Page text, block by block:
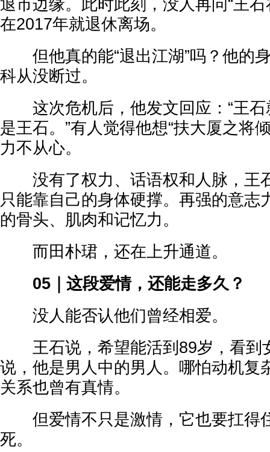
退市边缘。此时此刻，没人再问“王
在2017年就退休离场。
但他真的能“退出江湖”吗？他的
科从没断过。
这次危机后，他发文回应：“王石
是王石。”有人觉得他想“扶大厦之将
力不从心。
没有了权力、话语权和人脉，王
只能靠自己的身体硬撑。再强的意志
的骨头、肌肉和记忆力。
而田朴珺，还在上升通道。
05｜这段爱情，还能走多久？
没人能否认他们曾经相爱。
王石说，希望能活到89岁，看到
说，他是男人中的男人。哪怕动机复
关系也曾有真情。
但爱情不只是激情，它也要扛得
死。